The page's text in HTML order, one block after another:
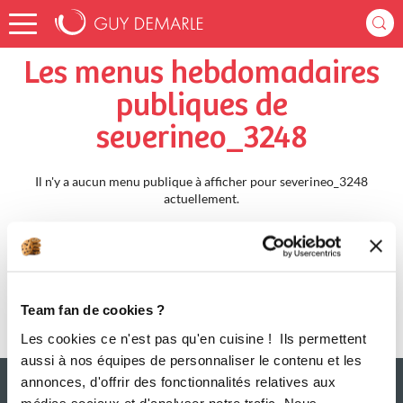
Team fan de cookies ?
Les cookies ce n'est pas qu'en cuisine ! Ils permettent
aussi à nos équipes de personnaliser le contenu et les
annonces, d'offrir des fonctionnalités relatives aux
Accueil severineo_3248
Les menus hebdomadaires
publiques de
severineo_3248
Il n'y a aucun menu publique à afficher pour severineo_3248
actuellement.